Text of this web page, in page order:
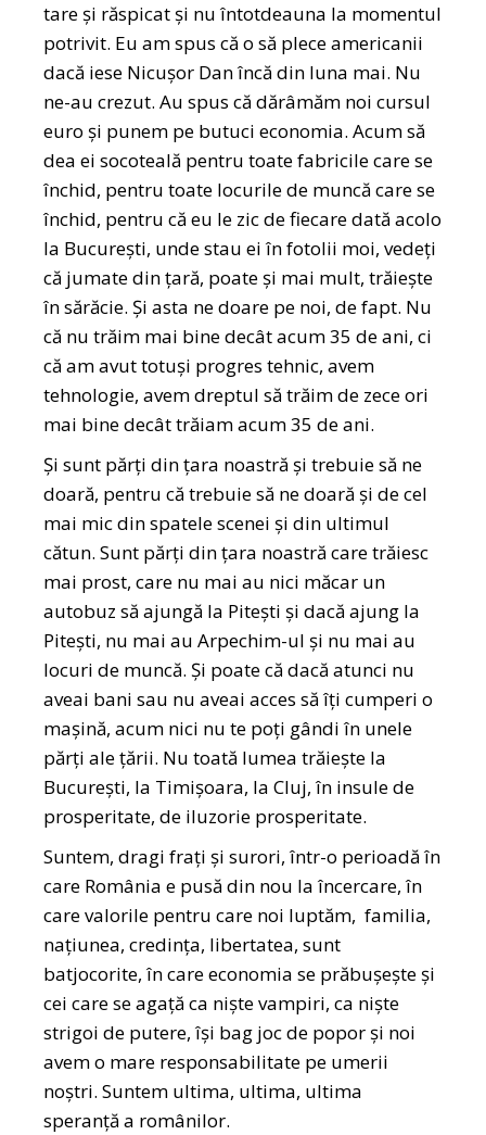
tare și răspicat și nu întotdeauna la momentul
potrivit. Eu am spus că o să plece americanii
dacă iese Nicușor Dan încă din luna mai. Nu
ne-au crezut. Au spus că dărâmăm noi cursul
euro și punem pe butuci economia. Acum să
dea ei socoteală pentru toate fabricile care se
închid, pentru toate locurile de muncă care se
închid, pentru că eu le zic de fiecare dată acolo
la București, unde stau ei în fotolii moi, vedeți
că jumate din țară, poate și mai mult, trăiește
în sărăcie. Și asta ne doare pe noi, de fapt. Nu
că nu trăim mai bine decât acum 35 de ani, ci
că am avut totuși progres tehnic, avem
tehnologie, avem dreptul să trăim de zece ori
mai bine decât trăiam acum 35 de ani.
Și sunt părți din țara noastră și trebuie să ne
doară, pentru că trebuie să ne doară și de cel
mai mic din spatele scenei și din ultimul
cătun. Sunt părți din țara noastră care trăiesc
mai prost, care nu mai au nici măcar un
autobuz să ajungă la Pitești și dacă ajung la
Pitești, nu mai au Arpechim-ul și nu mai au
locuri de muncă. Și poate că dacă atunci nu
aveai bani sau nu aveai acces să îți cumperi o
mașină, acum nici nu te poți gândi în unele
părți ale țării. Nu toată lumea trăiește la
București, la Timișoara, la Cluj, în insule de
prosperitate, de iluzorie prosperitate.
Suntem, dragi frați și surori, într-o perioadă în
care România e pusă din nou la încercare, în
care valorile pentru care noi luptăm, familia,
națiunea, credința, libertatea, sunt
batjocorite, în care economia se prăbușește și
cei care se agață ca niște vampiri, ca niște
strigoi de putere, își bag joc de popor și noi
avem o mare responsabilitate pe umerii
noștri. Suntem ultima, ultima, ultima
speranță a românilor.